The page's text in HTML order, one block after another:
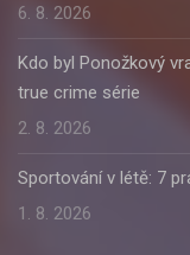
6. 8. 2026
Kdo byl Ponožkový
true crime série
2. 8. 2026
Sportování v létě: 7
1. 8. 2026